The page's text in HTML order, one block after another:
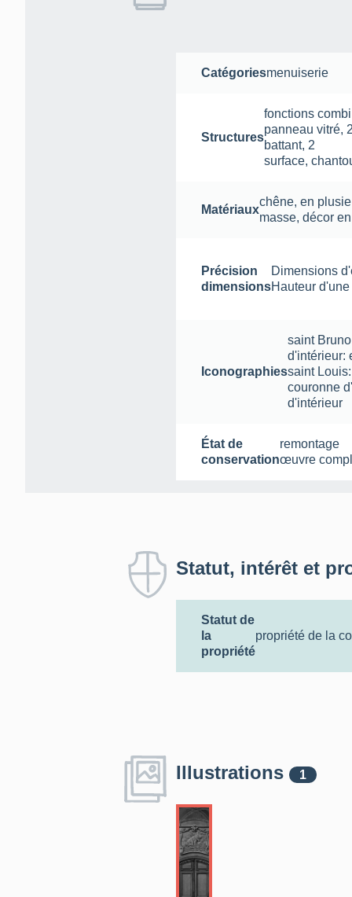
Catégoriesmenuiserie
Structures
fonctions
panneau vitré,
battant, 2
surface,
Matériaux
chêne, en
masse, décor
Précision
dimensions
Dimensions
Hauteur
Iconographies
saint
d'intérieur:
saint
couronne
d'intérieur
État de
conservation
remontage
œuvre
Statut, intérêt et
Statut de
la
propriété
propriété de la
Illustrations 1